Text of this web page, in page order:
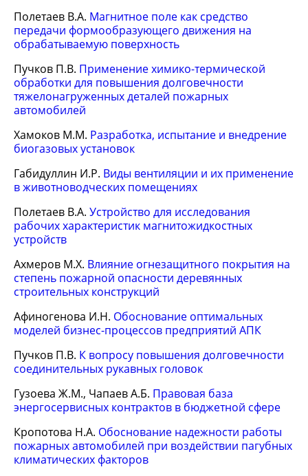
Полетаев В.А. Магнитное поле как средство
передачи формообразующего движения на
обрабатываемую поверхность
Пучков П.В. Применение химико-термической
обработки для повышения долговечности
тяжелонагруженных деталей пожарных
автомобилей
Хамоков М.М. Разработка, испытание и внедрение
биогазовых установок
Габидуллин И.Р. Виды вентиляции и их применение
в животноводческих помещениях
Полетаев В.А. Устройство для исследования
рабочих характеристик магнитожидкостных
устройств
Ахмеров М.Х. Влияние огнезащитного покрытия на
степень пожарной опасности деревянных
строительных конструкций
Афиногенова И.Н. Обоснование оптимальных
моделей бизнес-процессов предприятий АПК
Пучков П.В. К вопросу повышения долговечности
соединительных рукавных головок
Гузоева Ж.М., Чапаев А.Б. Правовая база
энергосервисных контрактов в бюджетной сфере
Кропотова Н.А. Обоснование надежности работы
пожарных автомобилей при воздействии пагубных
климатических факторов